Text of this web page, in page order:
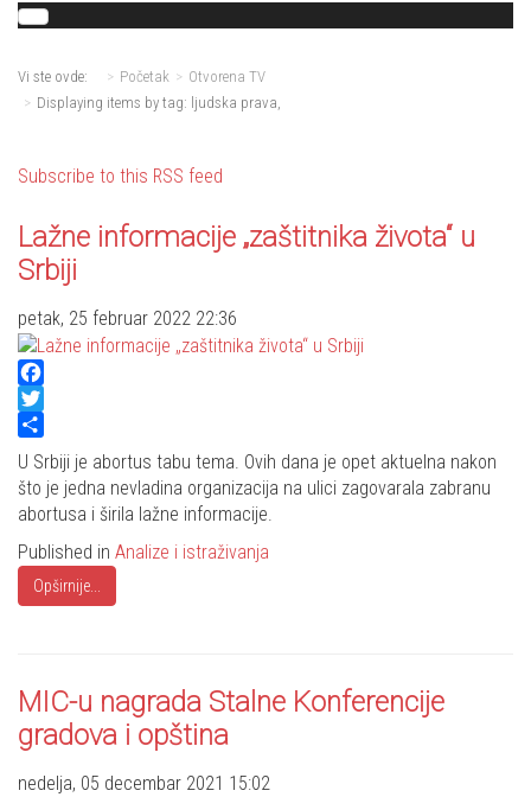
Vi ste ovde: Početak
Otvorena TV
Displaying items by tag: ljudska prava,
Subscribe to this RSS feed
Lažne informacije „zaštitnika života“ u
Srbiji
petak, 25 februar 2022 22:36
Facebook
Twitter
Share
U Srbiji je abortus tabu tema. Ovih dana je opet aktuelna nakon
što je jedna nevladina organizacija na ulici zagovarala zabranu
abortusa i širila lažne informacije.
Published in Analize i istraživanja
Opširnije...
MIC-u nagrada Stalne Konferencije
gradova i opština
nedelja, 05 decembar 2021 15:02